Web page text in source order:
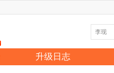
升级日志